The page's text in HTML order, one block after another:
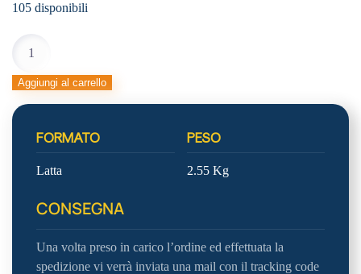
105 disponibili
POMODORO
GRECI
Aggiungi al carrello
FORMATO
Latta
PESO
2.55 Kg
CONSEGNA
Una volta preso in carico l’ordine ed effettuata la
spedizione vi verrà inviata una mail con il tracking code